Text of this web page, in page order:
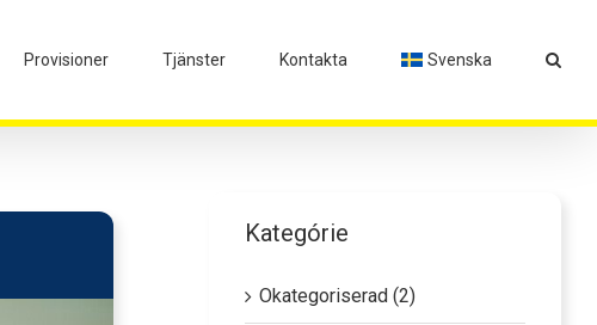
Provisioner Tjänster Kontakta Svenska
Kategórie
Okategoriserad (2)